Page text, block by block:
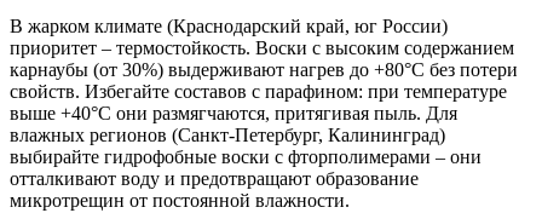
В жарком климате (Краснодарский край, юг России)
приоритет – термостойкость. Воски с высоким содержанием
карнаубы (от 30%) выдерживают нагрев до +80°C без потери
свойств. Избегайте составов с парафином: при температуре
выше +40°C они размягчаются, притягивая пыль. Для
влажных регионов (Санкт-Петербург, Калининград)
выбирайте гидрофобные воски с фторполимерами – они
отталкивают воду и предотвращают образование
микротрещин от постоянной влажности.